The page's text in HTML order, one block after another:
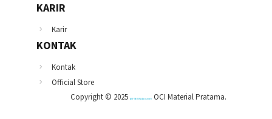
KARIR
Karir
KONTAK
Kontak
Official Store
Copyright © 2025ACP SEVEN Alcoseven OCI Material Pratama.